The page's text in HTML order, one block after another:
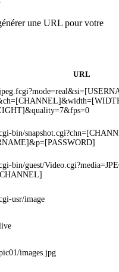
une URL pour votre
URL
bin/
bin/guest/
usr/image
images.jpg